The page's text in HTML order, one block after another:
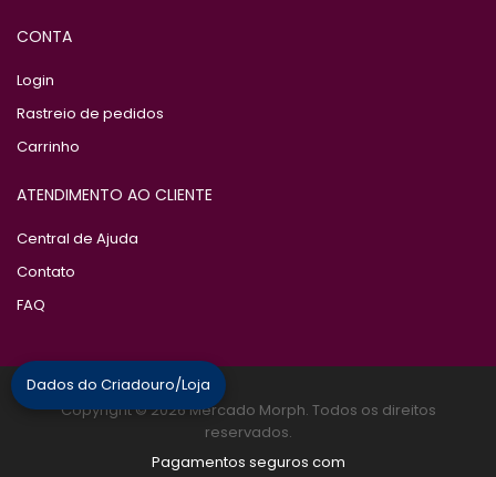
CONTA
Login
Rastreio de pedidos
Carrinho
ATENDIMENTO AO CLIENTE
Central de Ajuda
Contato
FAQ
Copyright © 2026 Mercado Morph. Todos os direitos
reservados.
Pagamentos seguros com
Dados do Criadouro/Loja